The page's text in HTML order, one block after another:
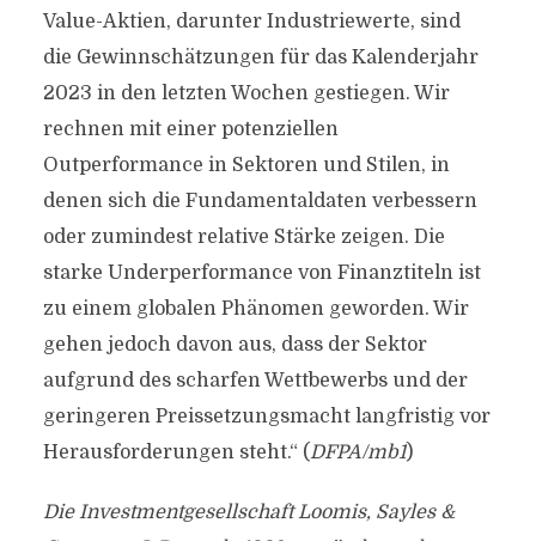
Value-Aktien, darunter Industriewerte, sind
die Gewinnschätzungen für das Kalenderjahr
2023 in den letzten Wochen gestiegen. Wir
rechnen mit einer potenziellen
Outperformance in Sektoren und Stilen, in
denen sich die Fundamentaldaten verbessern
oder zumindest relative Stärke zeigen. Die
starke Underperformance von Finanztiteln ist
zu einem globalen Phänomen geworden. Wir
gehen jedoch davon aus, dass der Sektor
aufgrund des scharfen Wettbewerbs und der
geringeren Preissetzungsmacht langfristig vor
Herausforderungen steht.“ (DFPA/mb1)
Die Investmentgesellschaft Loomis, Sayles &